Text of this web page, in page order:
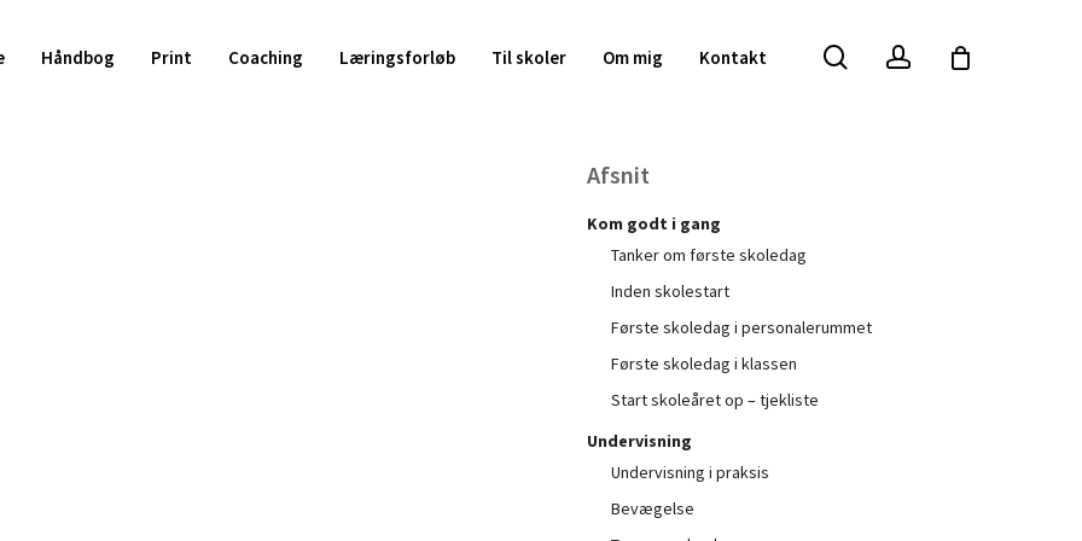
Håndbog Print Coaching Læringsforløb Til skoler Om mig Kontakt searchaccount
Kurv
Afsnit
Kom godt i gang
Tanker om første skoledag
Inden skolestart
Første skoledag i personalerummet
Første skoledag i klassen
Start skoleåret op – tjekliste
Undervisning
Undervisning i praksis
Bevægelse